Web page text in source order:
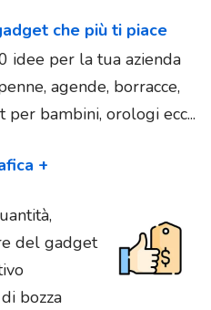
che più ti piace
idee per la tua azienda
agende, borracce,
per bambini, orologi ecc...
+
del gadget
bozza